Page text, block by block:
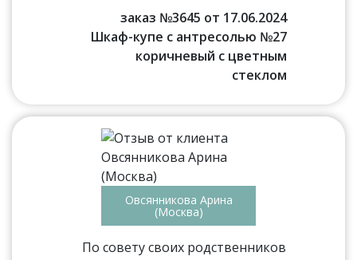
заказ №3645 от 17.06.2024
Шкаф-купе с антресолью №27
коричневый с цветным
стеклом
Овсянникова Арина
(Москва)
По совету своих родственников